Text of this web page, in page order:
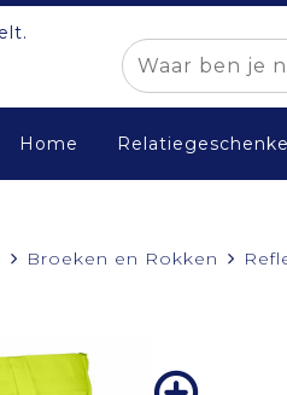
Home
Broeken en Rokken